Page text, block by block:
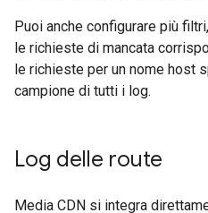
Puoi anche configurare più
le richieste di mancata
le richieste per un nome host
campione di tutti i log.
Log delle route
Media CDN si integra